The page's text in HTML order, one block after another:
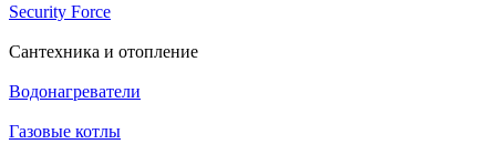
Security Force
Сантехника и отопление
Водонагреватели
Газовые котлы